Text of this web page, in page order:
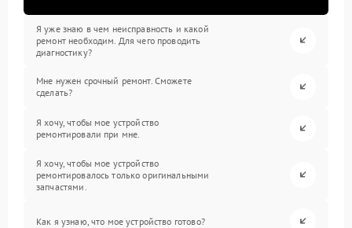
Я уже знаю в чем неисправность и какой
ремонт необходим. Для чего проводить
диагностику?
Мне нужен срочный ремонт. Сможете
сделать?
Я хочу, чтобы мое устройство
ремонтировали при мне.
Я хочу, чтобы мое устройство
ремонтировалось только оригинальными
запчастями.
Как я узнаю, что мое устройство готово?